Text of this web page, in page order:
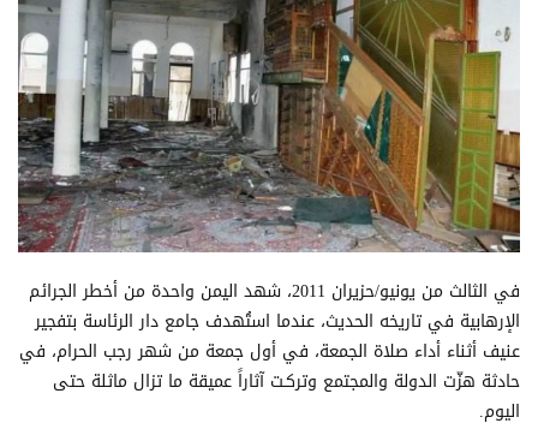
في الثالث من يونيو/حزيران 2011، شهد اليمن واحدة من أخطر الجرائم
الإرهابية في تاريخه الحديث، عندما استُهدف جامع دار الرئاسة بتفجير
عنيف أثناء أداء صلاة الجمعة، في أول جمعة من شهر رجب الحرام، في
حادثة هزّت الدولة والمجتمع وتركـت آثاراً عميقة ما تزال ماثلة حتى
اليوم.